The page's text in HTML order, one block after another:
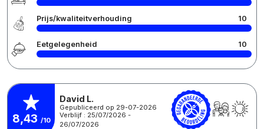
Prijs/kwaliteitverhouding 10
Eetgelegenheid 10
8,43 /10
David L.
Gepubliceerd op 29-07-2026
Verblijf : 25/07/2026 -
26/07/2026